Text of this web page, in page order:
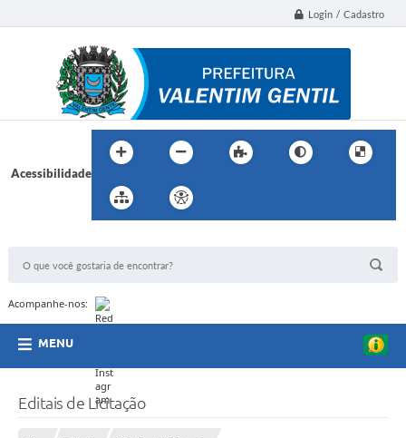
Login / Cadastro
Acessibilidade
Acompanhe-nos:
MENU
Editais de Licitação